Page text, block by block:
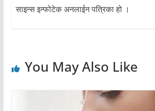
साइन्स इन्फोटेक अनलाईन पत्रिका हो ।
You May Also Like